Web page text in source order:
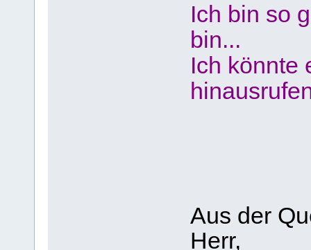
Ich bin so
bin...
Ich könnte
Aus der
Herr,